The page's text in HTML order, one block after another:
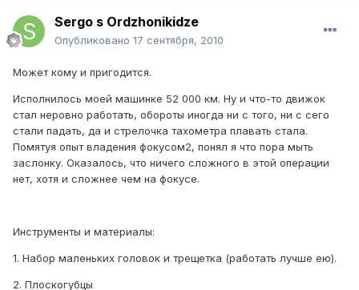
Sergo s Ordzhonikidze
Опубликовано 17 сентября, 2010
Может кому и пригодится.
Исполнилось моей машинке 52 000 км. Ну и что-то движок
стал неровно работать, обороты иногда ни с того, ни с сего
стали падать, да и стрелочка тахометра плавать стала.
Помятуя опыт владения фокусом2, понял я что пора мыть
заслонку. Оказалось, что ничего сложного в этой операции
нет, хотя и сложнее чем на фокусе.
Инструменты и материалы:
1. Набор маленьких головок и трещетка (работать лучше ею).
2. Плоскогубцы